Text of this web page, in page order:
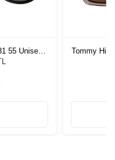
55 Unisex
Tommy